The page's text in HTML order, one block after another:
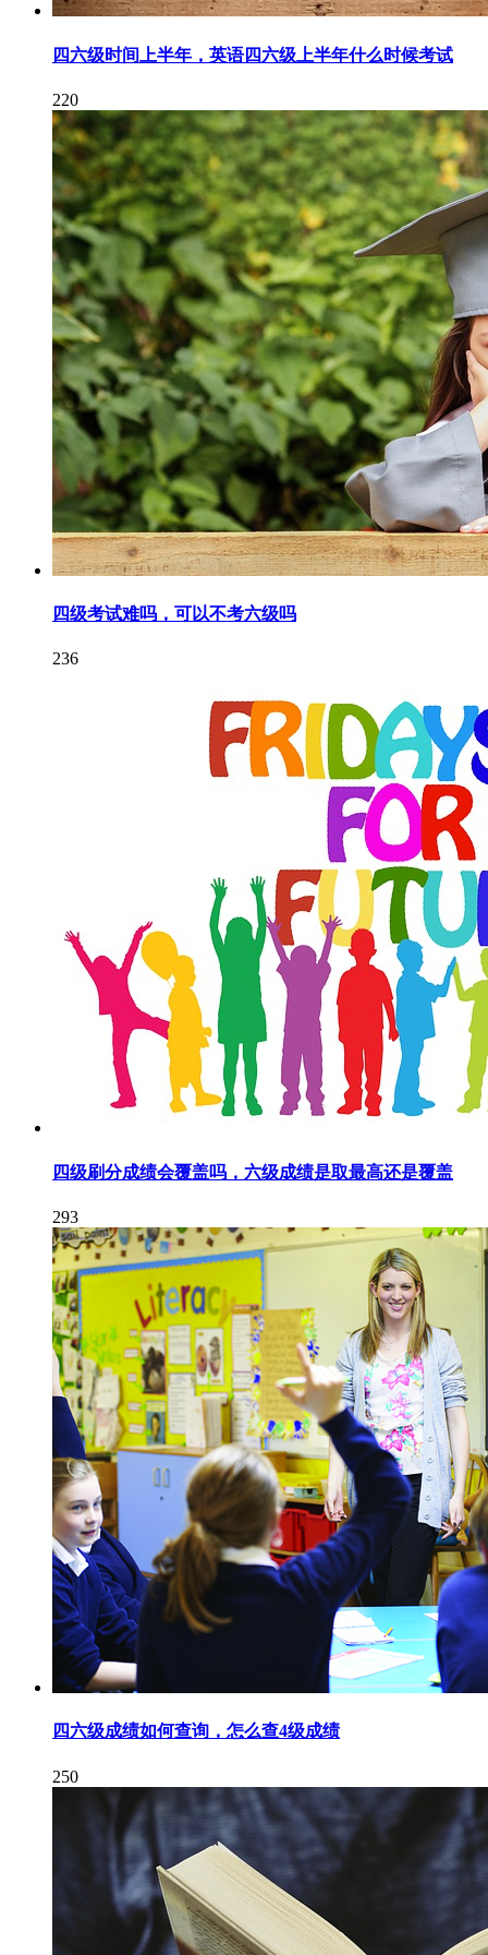
四六级时间上半年，英语四六级上半年什么时候考试
220
四级考试难吗，可以不考六级吗
236
四级刷分成绩会覆盖吗，六级成绩是取最高还是覆盖
293
四六级成绩如何查询，怎么查4级成绩
250